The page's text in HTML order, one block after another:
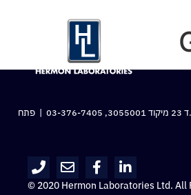
03-376-7405 | פתח
© 2020 Hermon Laboratories Ltd. All